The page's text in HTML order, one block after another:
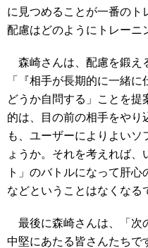
に見つめることが一番のト
配慮はどのようにトレーニ
森崎さんは、配慮を鍛え
「『相手が長期的に一緒
どうか自問する」ことを提
的は、目の前の相手をやり
も、ユーザーによりよいソ
ょうか。それを考えれば、
ト」のバトルになって肝
などということはなくなる
最後に森崎さんは、「次
中堅にあたる皆さんたちで